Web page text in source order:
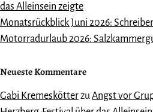
das Alleinsein zeigte
Monatsrückblick Juni 2026:
Motorradurlaub 2026:
Neueste Kommentare
Gabi KremeskötterzuAngst vor